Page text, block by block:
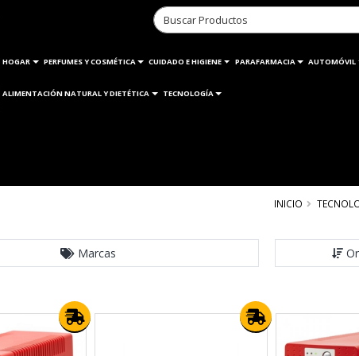
HOGAR PERFUMES Y COSMÉTICA CUIDADO E HIGIENE PARAFARMACIA AUTOMÓVIL
ALIMENTACIÓN NATURAL Y DIETÉTICA TECNOLOGÍA
INICIO
Marcas